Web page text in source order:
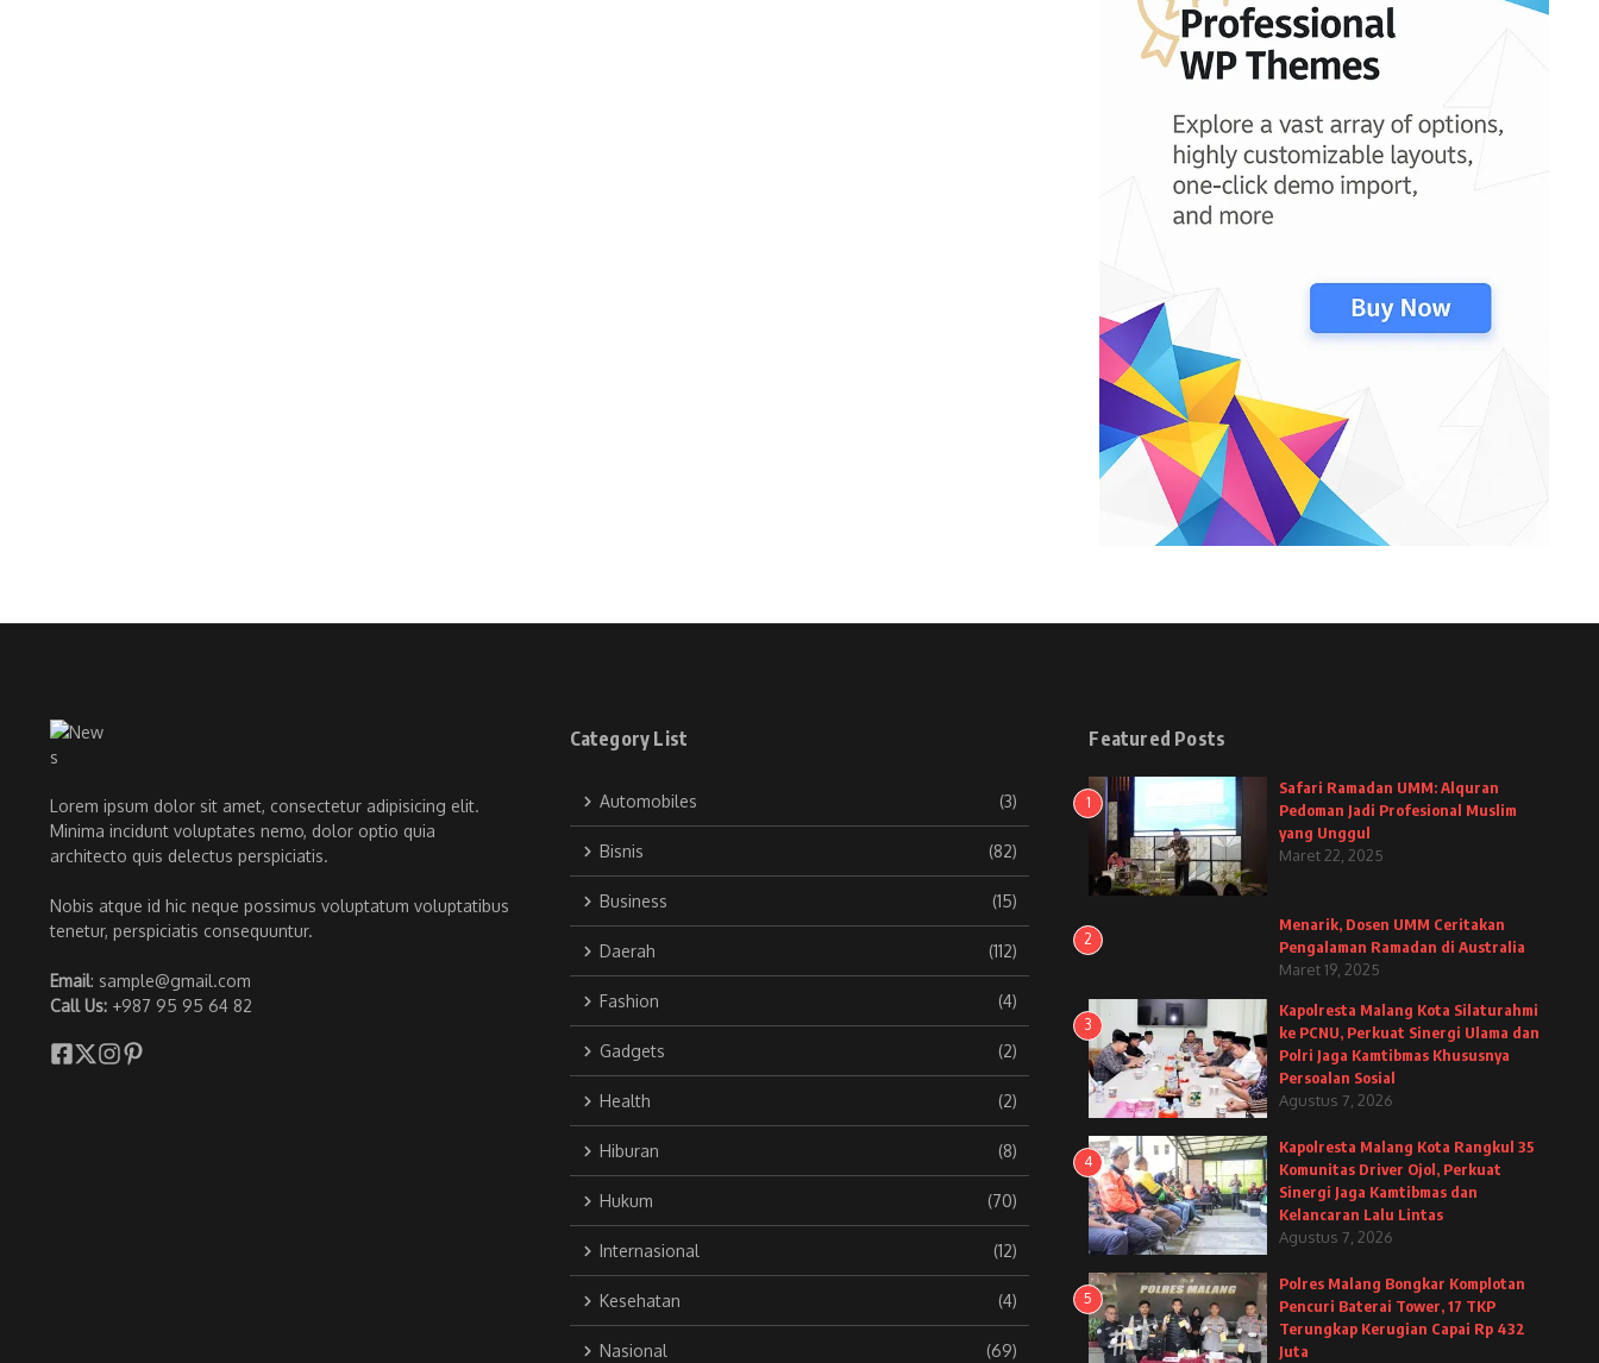
Lorem ipsum dolor sit amet, consectetur adipisicing elit.
Minima incidunt voluptates nemo, dolor optio quia
architecto quis delectus perspiciatis.
Nobis atque id hic neque possimus voluptatum voluptatibus
tenetur, perspiciatis consequuntur.
Email: sample@gmail.com
Call Us: +987 95 95 64 82
Category List
Automobiles (3)
Bisnis (82)
Business (15)
Daerah (112)
Fashion (4)
Gadgets (2)
Health (2)
Hiburan (8)
Hukum (70)
Internasional (12)
Kesehatan (4)
Nasional (69)
Featured Posts
1
Safari Ramadan UMM: Alquran
Pedoman Jadi Profesional Muslim
yang Unggul
Maret 22, 2025
2
Menarik, Dosen UMM Ceritakan
Pengalaman Ramadan di Australia
Maret 19, 2025
3
Kapolresta Malang Kota Silaturahmi
ke PCNU, Perkuat Sinergi Ulama dan
Polri Jaga Kamtibmas Khususnya
Persoalan Sosial
Agustus 7, 2026
4
Kapolresta Malang Kota Rangkul 35
Komunitas Driver Ojol, Perkuat
Sinergi Jaga Kamtibmas dan
Kelancaran Lalu Lintas
Agustus 7, 2026
5
Polres Malang Bongkar Komplotan
Pencuri Baterai Tower, 17 TKP
Terungkap Kerugian Capai Rp 432
Juta